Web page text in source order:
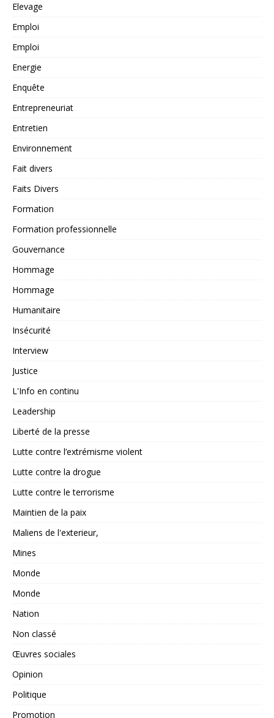
Elevage
Emploi
Emploi
Energie
Enquête
Entrepreneuriat
Entretien
Environnement
Fait divers
Faits Divers
Formation
Formation professionnelle
Gouvernance
Hommage
Hommage
Humanitaire
Insécurité
Interview
Justice
L'Info en continu
Leadership
Liberté de la presse
Lutte contre l’extrémisme violent
Lutte contre la drogue
Lutte contre le terrorisme
Maintien de la paix
Maliens de l'exterieur,
Mines
Monde
Monde
Nation
Non classé
Œuvres sociales
Opinion
Politique
Promotion